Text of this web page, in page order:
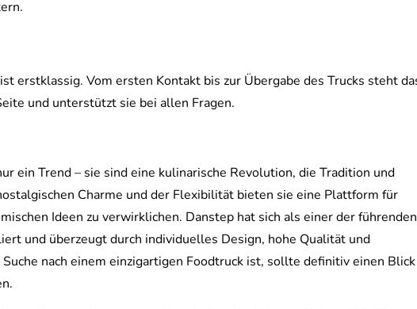
erstklassig. Vom ersten Kontakt bis zur Übergabe des Trucks steht
und unterstützt sie bei allen Fragen.
ein Trend – sie sind eine kulinarische Revolution, die Tradition und
Charme und der Flexibilität bieten sie eine Plattform für
Ideen zu verwirklichen. Danstep hat sich als einer der führenden
und überzeugt durch individuelles Design, hohe Qualität und
nach einem einzigartigen Foodtruck ist, sollte definitiv einen